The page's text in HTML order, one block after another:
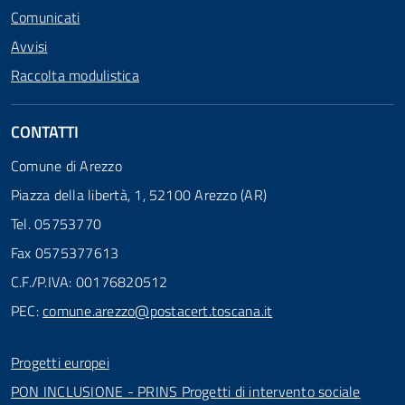
Comunicati
Avvisi
Raccolta modulistica
CONTATTI
Comune di Arezzo
Piazza della libertà, 1, 52100 Arezzo (AR)
Tel. 05753770
Fax 0575377613
C.F./P.IVA: 00176820512
PEC:comune.arezzo@postacert.toscana.it
Progetti europei
PON INCLUSIONE - PRINS Progetti di intervento sociale